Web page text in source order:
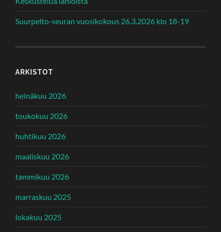
Suurpelto-seuran vuosikokous 26.3.2026 klo 18-19
ARKISTOT
heinäkuu 2026
toukokuu 2026
huhtikuu 2026
maaliskuu 2026
tammikuu 2026
marraskuu 2025
lokakuu 2025